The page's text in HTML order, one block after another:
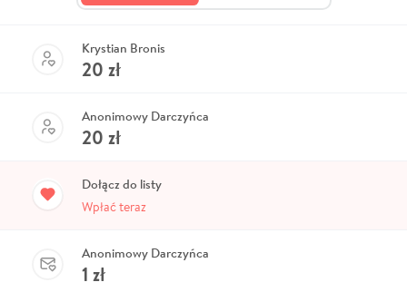
Krystian Bronis
20 zł
Anonimowy Darczyńca
20 zł
Dołącz do listy
Wpłać teraz
Anonimowy Darczyńca
1 zł